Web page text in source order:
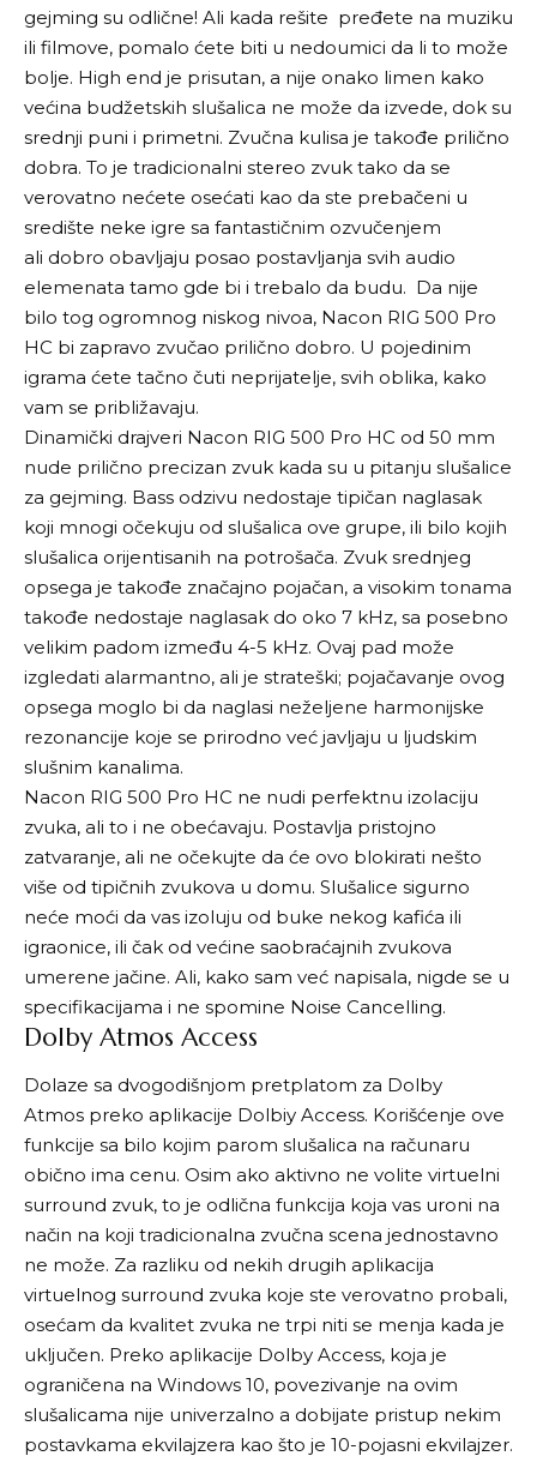
gejming su odlične! Ali kada rešite pređete na muziku
ili filmove, pomalo ćete biti u nedoumici da li to može
bolje. High end je prisutan, a nije onako limen kako
većina budžetskih slušalica ne može da izvede, dok su
srednji puni i primetni. Zvučna kulisa je takođe prilično
dobra. To je tradicionalni stereo zvuk tako da se
verovatno nećete osećati kao da ste prebačeni u
središte neke igre sa fantastičnim ozvučenjem
ali dobro obavljaju posao postavljanja svih audio
elemenata tamo gde bi i trebalo da budu. Da nije
bilo tog ogromnog niskog nivoa, Nacon RIG 500 Pro
HC bi zapravo zvučao prilično dobro. U pojedinim
igrama ćete tačno čuti neprijatelje, svih oblika, kako
vam se približavaju.
Dinamički drajveri Nacon RIG 500 Pro HC od 50 mm
nude prilično precizan zvuk kada su u pitanju slušalice
za gejming. Bass odzivu nedostaje tipičan naglasak
koji mnogi očekuju od slušalica ove grupe, ili bilo kojih
slušalica orijentisanih na potrošača. Zvuk srednjeg
opsega je takođe značajno pojačan, a visokim tonama
takođe nedostaje naglasak do oko 7 kHz, sa posebno
velikim padom između 4-5 kHz. Ovaj pad može
izgledati alarmantno, ali je strateški; pojačavanje ovog
opsega moglo bi da naglasi neželjene harmonijske
rezonancije koje se prirodno već javljaju u ljudskim
slušnim kanalima.
Nacon RIG 500 Pro HC ne nudi perfektnu izolaciju
zvuka, ali to i ne obećavaju. Postavlja pristojno
zatvaranje, ali ne očekujte da će ovo blokirati nešto
više od tipičnih zvukova u domu. Slušalice sigurno
neće moći da vas izoluju od buke nekog kafića ili
igraonice, ili čak od većine saobraćajnih zvukova
umerene jačine. Ali, kako sam već napisala, nigde se u
specifikacijama i ne spomine Noise Cancelling.
Dolby Atmos Access
Dolaze sa dvogodišnjom pretplatom za Dolby
Atmos preko aplikacije Dolbiy Access. Korišćenje ove
funkcije sa bilo kojim parom slušalica na računaru
obično ima cenu. Osim ako aktivno ne volite virtuelni
surround zvuk, to je odlična funkcija koja vas uroni na
način na koji tradicionalna zvučna scena jednostavno
ne može. Za razliku od nekih drugih aplikacija
virtuelnog surround zvuka koje ste verovatno probali,
osećam da kvalitet zvuka ne trpi niti se menja kada je
uključen. Preko aplikacije Dolby Access, koja je
ograničena na Windows 10, povezivanje na ovim
slušalicama nije univerzalno a dobijate pristup nekim
postavkama ekvilajzera kao što je 10-pojasni ekvilajzer.